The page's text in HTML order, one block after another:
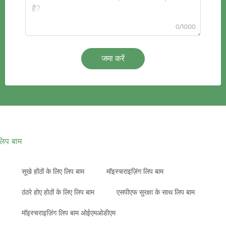
0/1000
जमा करें
बाम
सूखे होंठों के लिए लिप बाम मॉइस्चराइज़िंग लिप बाम
ठंठरे होए होठों के लिए लिप बाम एसपीएफ सुरक्षा के साथ लिप बाम
मॉइस्चराइज़िंग लिप बाम ओईएमओडीएम